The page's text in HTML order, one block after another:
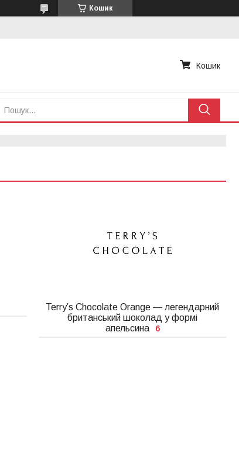
Кошик
Кошик
Terry’s Chocolate Orange — легендарний
британський шоколад у формі
апельсина
6